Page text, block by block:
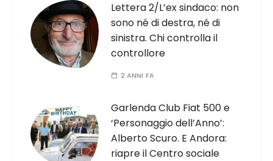
Lettera 2/L’ex sindaco: non
sono né di destra, né di
sinistra. Chi controlla il
controllore
2 ANNI FA
Garlenda Club Fiat 500 e
‘Personaggio dell’Anno’:
Alberto Scuro. E Andora:
riapre il Centro sociale